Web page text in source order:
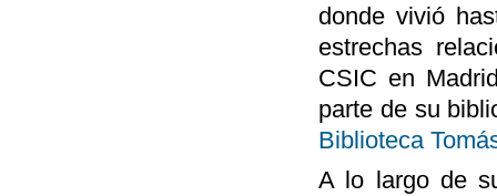
donde vivió
estrechas
CSIC en
parte de su
Biblioteca
A lo largo de